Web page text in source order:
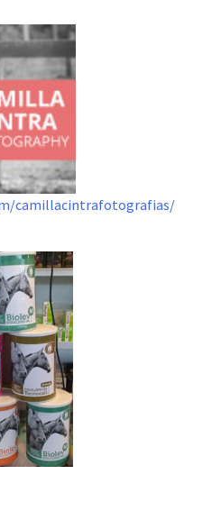
camillacintrafotografias/